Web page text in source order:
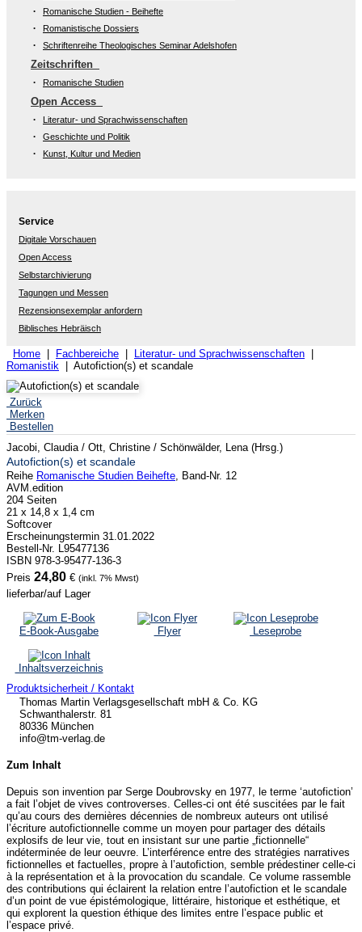
Romanische Studien - Beihefte
Romanistische Dossiers
Schriftenreihe Theologisches Seminar Adelshofen
Zeitschriften
Romanische Studien
Open Access
Literatur- und Sprachwissenschaften
Geschichte und Politik
Kunst, Kultur und Medien
Service
Digitale Vorschauen
Open Access
Selbstarchivierung
Tagungen und Messen
Rezensionsexemplar anfordern
Biblisches Hebräisch
Home Fachbereiche Literatur- und Sprachwissenschaften
Romanistik | Autofiction(s) et scandale
Zurück
Merken
Bestellen
Jacobi, Claudia / Ott, Christine / Schönwälder, Lena (Hrsg.)
Autofiction(s) et scandale
Reihe Romanische Studien Beihefte, Band-Nr. 12
AVM.edition
204 Seiten
21 x 14,8 x 1,4 cm
Softcover
Erscheinungstermin 31.01.2022
Bestell-Nr. L95477136
ISBN 978-3-95477-136-3
Preis 24,80 € (inkl. 7% Mwst)
lieferbar/auf Lager
E-Book-Ausgabe Flyer Leseprobe
Inhaltsverzeichnis
Produktsicherheit / Kontakt
Thomas Martin Verlagsgesellschaft mbH & Co. KG
Schwanthalerstr. 81
80336 München
info@tm-verlag.de
Zum Inhalt
Depuis son invention par Serge Doubrovsky en 1977, le terme ‘autofiction’
a fait l’objet de vives controverses. Celles-ci ont été suscitées par le fait
qu’au cours des dernières décennies de nombreux auteurs ont utilisé
l’écriture autofictionnelle comme un moyen pour partager des détails
explosifs de leur vie, tout en insistant sur une partie „fictionnelle“
indéterminée de leur oeuvre. L’interférence entre des stratégies narratives
fictionnelles et factuelles, propre à l’autofiction, semble prédestiner celle-ci
à la représentation et à la provocation du scandale. Ce volume rassemble
des contributions qui éclairent la relation entre l’autofiction et le scandale
d’un point de vue épistémologique, littéraire, historique et esthétique, et
qui explorent la question éthique des limites entre l’espace public et
l’espace privé.